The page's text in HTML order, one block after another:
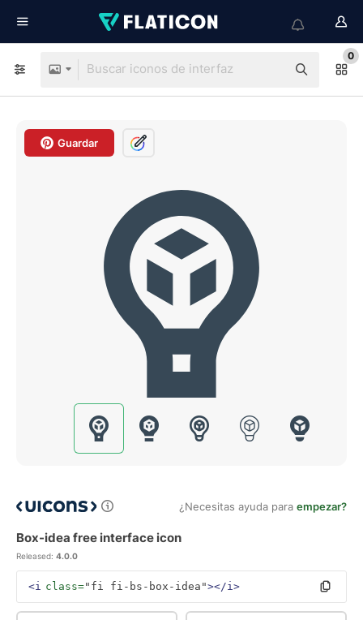
0
Guardar
¿Necesitas ayuda para empezar?
Box-idea free interface icon
Released: 4.0.0
<i class="fi fi-bs-box-idea"></i>